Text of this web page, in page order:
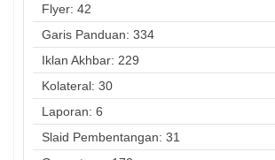
Flyer: 42
Garis Panduan: 334
Iklan Akhbar: 229
Kolateral: 30
Laporan: 6
Slaid Pembentangan: 31